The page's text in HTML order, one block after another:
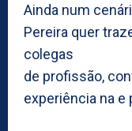
Ainda num
Pereira quer
colegas
de profissão,
experiência na e